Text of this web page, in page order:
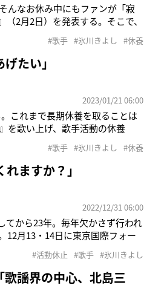
んなお休み中にもファンが「寂
2月2日）を発表する。そこで、
デビュー曲『箱根八里の半次郎』
#歌手 #氷川きよし #休養
たい」
2023/01/21 06:00
これまで長期休養を取ることは
を歌い上げ、歌手活動の休養
たいですね。お休みの間には“演
#歌手 #氷川きよし #休養
ますか？」
2022/12/31 06:00
てから23年。毎年欠かさず行われ
12月13・14日に東京国際フォー
すでに涙腺を緩ませるファンもち
#活動休止 #歌手 #氷川きよし
謡界の中心、北島三